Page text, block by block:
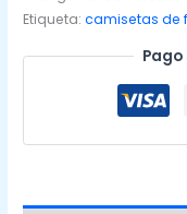
para
Etiqueta:camisetas de